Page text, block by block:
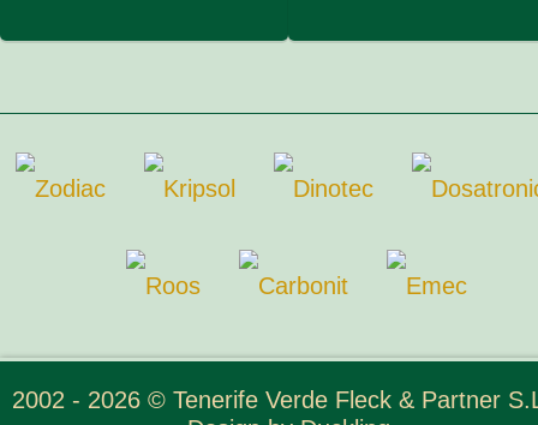
2002 - 2026 © Tenerife Verde Fleck & Partner